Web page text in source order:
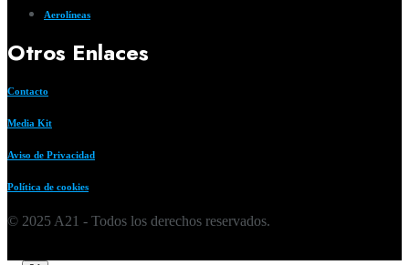
Aerolíneas
Otros Enlaces
Contacto
Media Kit
Aviso de Privacidad
Política de cookies
© 2025 A21 - Todos los derechos reservados.